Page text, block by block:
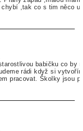
,tak co s tim něco
babičku co by
rádi když si
pracovat. Školky jsou